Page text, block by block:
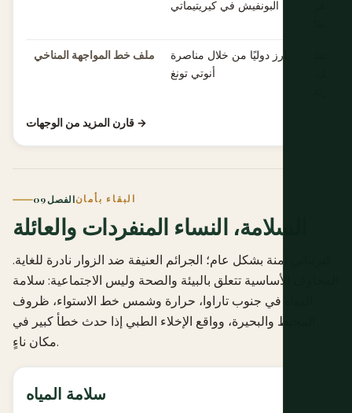
البونفيش في كيريتيماتي
ملف خط المواجهة المناخي
بارز دوليًا من خلال مناصرة
أنوتي تونغ
قارن المزيد من الوجهات →
الفصل 09البقاء بأمان
السلامة، النساء المنفردات والعائلة
كيريباتي آمنة بشكل عام؛ الجرائم العنيفة ضد الزوار نادرة للغاية.
المخاوف الأساسية تتعلق بالبيئة والصحة وليس الاجتماعية: سلامة
المياه في جنوب تاراوا، حرارة وشمس خط الاستواء، ظروف
المحيط والبحيرة، وواقع الإخلاء الطبي إذا حدث خطأ كبير في
مكان ناءٍ.
سلامة المياه